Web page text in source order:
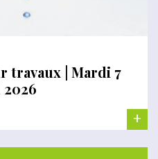
travaux | Mardi 7
+